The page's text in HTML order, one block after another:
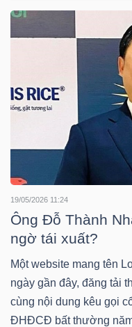
19/05/2026 11:24
Ông Đỗ Thành
ngờ tái xuất?
Một website mang tên
ngày gần đây, đăng tải
cùng nội dung kêu gọi
ĐHĐCĐ bất thường
ĐỘNG
TÀI
HÀNG